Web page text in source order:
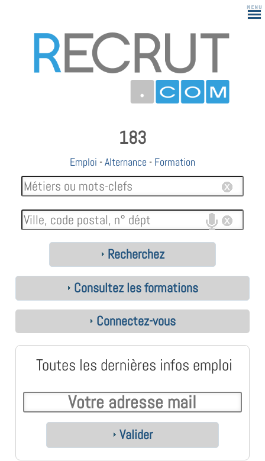
183
Emploi -Alternance - Formation
Recherchez
Consultez les formations
Connectez-vous
Toutes les dernières infos emploi
Valider